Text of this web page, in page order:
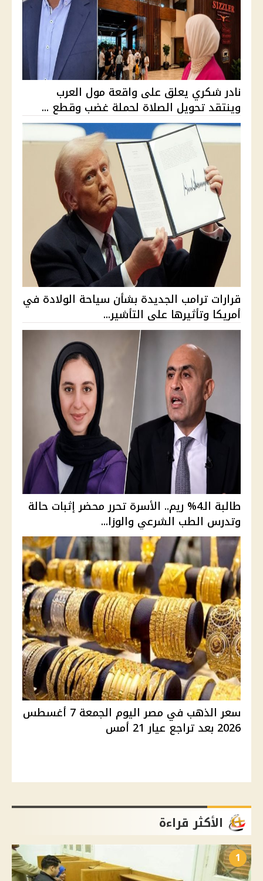
نادر شكري يعلق على واقعة مول العرب
وينتقد تحويل الصلاة لحملة غضب وقطع ...
قرارات ترامب الجديدة بشأن سياحة الولادة في
أمريكا وتأثيرها على التأشير...
طالبة الـ4% ريم.. الأسرة تحرر محضر إثبات حالة
وتدرس الطب الشرعي والوزا...
سعر الذهب في مصر اليوم الجمعة 7 أغسطس
2026 بعد تراجع عيار 21 أمس
الأكثر قراءة
1